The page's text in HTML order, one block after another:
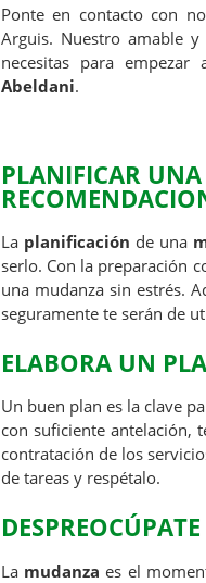
Ponte en contacto con
Arguis. Nuestro amable
necesitas para
Abeldani.
PLANIFICAR
La planificación de una
serlo. Con la preparación
una mudanza sin estrés.
seguramente te serán de
ELABORA UN
Un buen plan es la clave
con suficiente antelación,
contratación de los
de tareas y respétalo.
La mudanza es el